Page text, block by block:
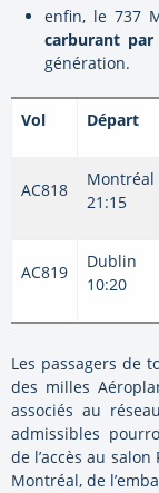
enfin, le 737
carburant par
génération.
Vol Départ
AC818
Montréal
21:15
AC819
Dublin
10:20
Les passagers de
des milles
associés au
admissibles
de l’accès au
Montréal, de